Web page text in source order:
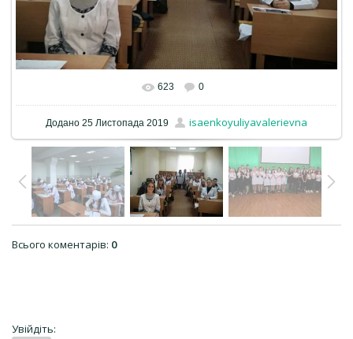
623 0
Додано 25 Листопада 2019 isaenkoyuliyavalerievna
Всього коментарів: 0
Увійдіть: